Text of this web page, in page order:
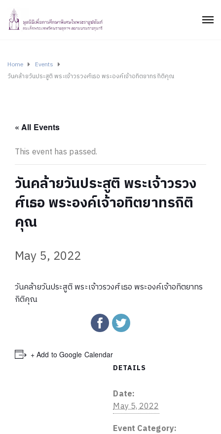
Home
Events
วันคล้ายวันประสูติ พระเจ้าวรวงศ์เธอ พระองค์เจ้าอทิตยาทรกิติคุณ
« All Events
This event has passed.
วันคล้ายวันประสูติ พระเจ้าวรวง
ศ์เธอ พระองค์เจ้าอทิตยาทรกิติ
คุณ
May 5, 2022
วันคล้ายวันประสูติ พระเจ้าวรวงศ์เธอ พระองค์เจ้าอทิตยาทร
กิติคุณ
+ Add to Google Calendar
DETAILS
Date:
May 5, 2022
Event Category: